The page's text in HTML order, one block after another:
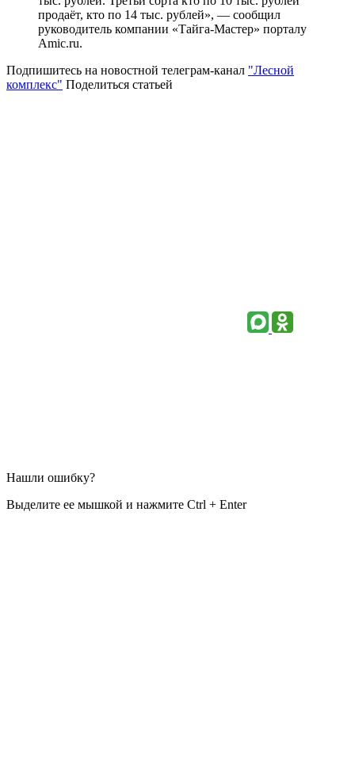
продаёт, кто по 14 тыс. рублей», — сообщил
руководитель компании «Тайга-Мастер» порталу
Amic.ru.
Подпишитесь на новостной телеграм-канал "Лесной
комплекс" Поделиться статьей
Нашли ошибку?
Выделите ее мышкой и нажмите Ctrl + Enter